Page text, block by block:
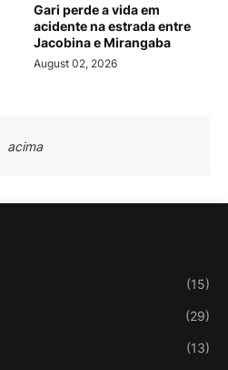
Gari perde a vida em
acidente na estrada entre
Jacobina e Mirangaba
August 02, 2026
acima
(15)
(29)
(13)